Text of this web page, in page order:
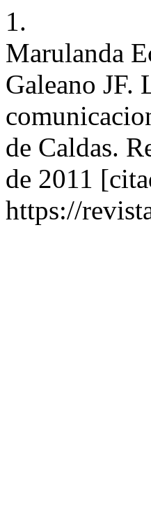
1.
Marulanda
Galeano JF.
de Caldas.
de 2011
https://